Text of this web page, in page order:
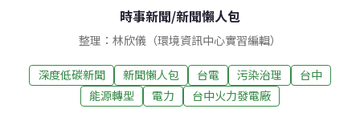
時事新聞/新聞懶人包
整理：林欣儀（環境資訊中心實習編輯）
深度低碳新聞 新聞懶人包 台電 污染治理
台中
能源轉型
電力 台中火力發電廠